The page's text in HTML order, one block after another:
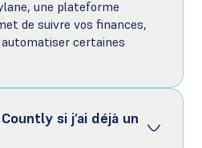
une plateforme
de suivre vos finances,
certaines
si j’ai déjà un